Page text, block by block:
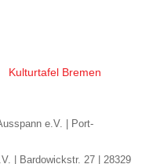
Kulturtafel Bremen
e.V. | Port-
| Bardowickstr. 27 | 28329